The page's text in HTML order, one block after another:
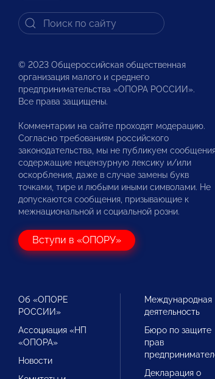
© 2023 Общероссийская общественная
организация малого и среднего
предпринимательства «ОПОРА РОССИИ».
Все права защищены.
Комментарии на сайте проходят модерацию.
Согласно требованиям российского
законодательства, мы не публикуем
содержащие нецензурную лексику и/или
оскорбления, даже в случае замены букв
точками, тире и любыми иными символами. Не
допускаются сообщения, призывающие к
межнациональной и социальной розни.
Вступи в «ОПОРУ»
Об «ОПОРЕ
РОССИИ»
Ассоциация «НП
«ОПОРА»
Новости
Международная
деятельность
Бюро по защите
прав
Декларация о